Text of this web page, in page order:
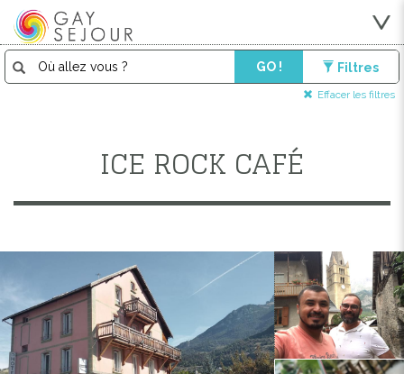
GO ! Filtres
Effacer les filtres
ICE ROCK CAFÉ